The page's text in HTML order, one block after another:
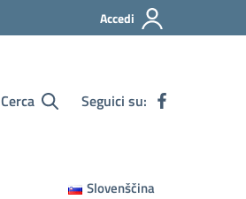
Accedi
Cerca Seguici su:
Slovenščina